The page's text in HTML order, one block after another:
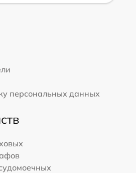
персональных данных